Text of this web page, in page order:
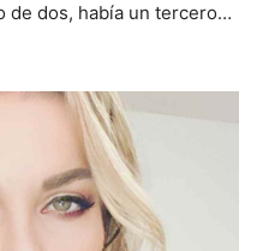
de dos, había un tercero…